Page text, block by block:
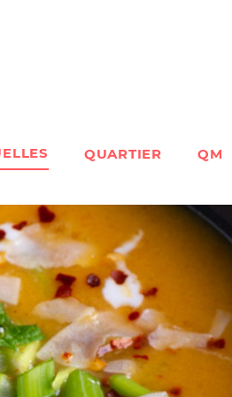
QUARTIER QM